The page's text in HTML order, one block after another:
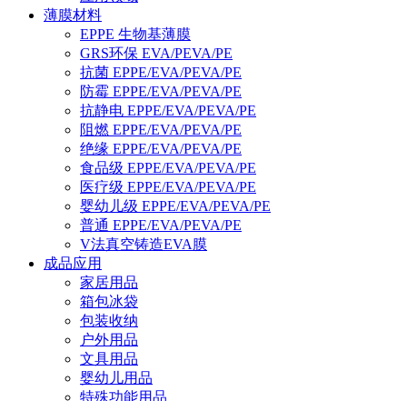
薄膜材料
EPPE 生物基薄膜
GRS环保 EVA/PEVA/PE
抗菌 EPPE/EVA/PEVA/PE
防霉 EPPE/EVA/PEVA/PE
抗静电 EPPE/EVA/PEVA/PE
阻燃 EPPE/EVA/PEVA/PE
绝缘 EPPE/EVA/PEVA/PE
食品级 EPPE/EVA/PEVA/PE
医疗级 EPPE/EVA/PEVA/PE
婴幼儿级 EPPE/EVA/PEVA/PE
普通 EPPE/EVA/PEVA/PE
V法真空铸造EVA膜
成品应用
家居用品
箱包冰袋
包装收纳
户外用品
文具用品
婴幼儿用品
特殊功能用品